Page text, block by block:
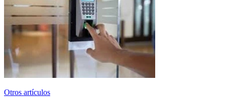
Otros artículos